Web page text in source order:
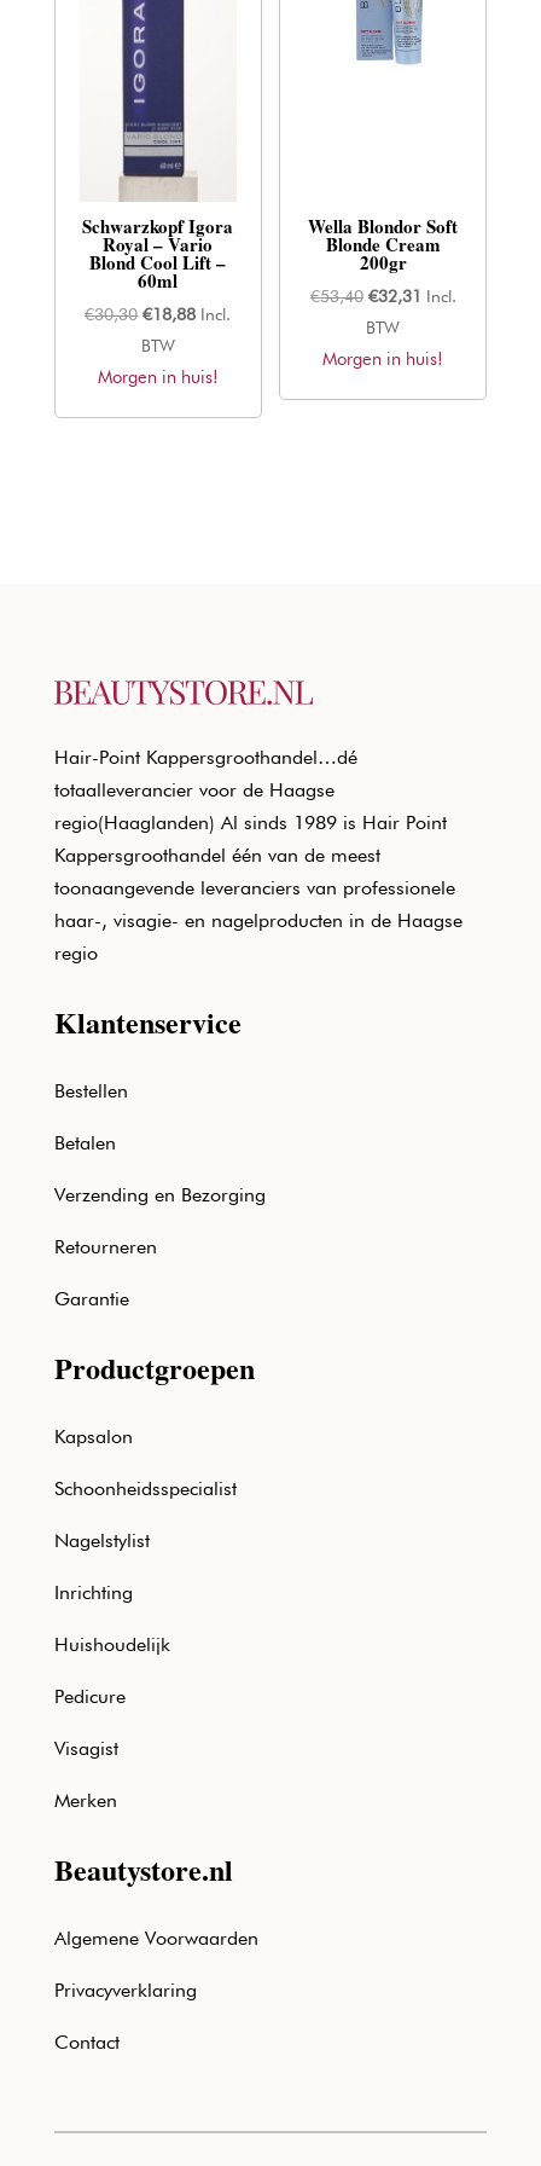
Schwarzkopf Igora
Royal – Vario
Blond Cool Lift –
60ml
€30,30 Oorspronkelijke
prijs
was:
€18,88Huidige
is:
Incl.
BTW
Morgen in huis!
Wella Blondor Soft
Blonde Cream
200gr
€53,40 Oorspronkelijke
prijs
was:
€32,31 Huidige
is:
Incl.
BTW
Morgen in huis!
Hair-Point Kappersgroothandel…dé
totaalleverancier voor de Haagse
regio(Haaglanden) Al sinds 1989 is Hair Point
Kappersgroothandel één van de meest
toonaangevende leveranciers van professionele
haar-, visagie- en nagelproducten in de Haagse
regio
Klantenservice
Bestellen
Betalen
Verzending en Bezorging
Retourneren
Garantie
Productgroepen
Kapsalon
Schoonheidsspecialist
Nagelstylist
Inrichting
Huishoudelijk
Pedicure
Visagist
Merken
Beautystore.nl
Algemene Voorwaarden
Privacyverklaring
Contact